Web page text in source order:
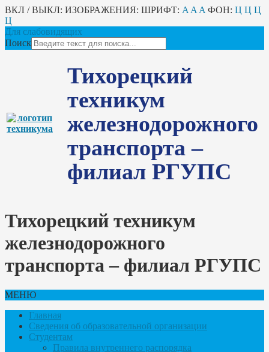
ВКЛ / ВЫКЛ: ИЗОБРАЖЕНИЯ: ШРИФТ: A A A ФОН: Ц Ц Ц
Ц
Для слабовидящих
Поиск
Тихорецкий
техникум
железнодорожного
транспорта –
филиал РГУПС
Тихорецкий техникум
железнодорожного
транспорта – филиал РГУПС
МЕНЮ
Главная
Сведения об образовательной организации
Студентам
Правила внутреннего распорядка